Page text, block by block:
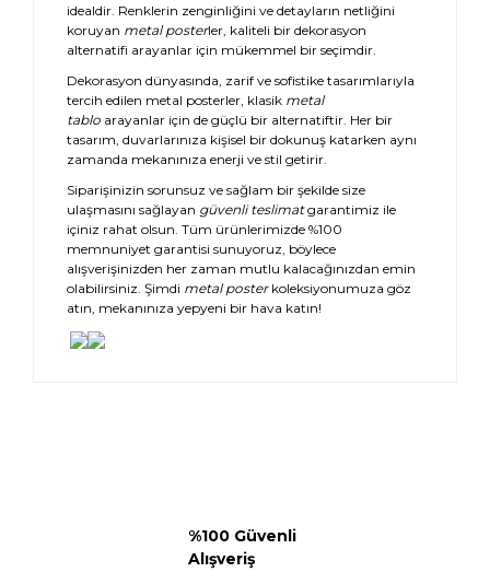
idealdir. Renklerin zenginliğini ve detayların netliğini
koruyan metal posterler, kaliteli bir dekorasyon
alternatifi arayanlar için mükemmel bir seçimdir.
Dekorasyon dünyasında, zarif ve sofistike tasarımlarıyla
tercih edilen metal posterler, klasik metal
tablo arayanlar için de güçlü bir alternatiftir. Her bir
tasarım, duvarlarınıza kişisel bir dokunuş katarken aynı
zamanda mekanınıza enerji ve stil getirir.
Siparişinizin sorunsuz ve sağlam bir şekilde size
ulaşmasını sağlayan güvenli teslimatgarantimiz ile
içiniz rahat olsun. Tüm ürünlerimizde %100
memnuniyet garantisi sunuyoruz, böylece
alışverişinizden her zaman mutlu kalacağınızdan emin
olabilirsiniz. Şimdi metal posterkoleksiyonumuza göz
atın, mekanınıza yepyeni bir hava katın!
%100 Güvenli
Alışveriş